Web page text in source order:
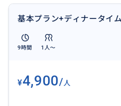
❖ 含まれるもの：日本語ガイ
チャーター代（ガソリン代）
ア内）
❖ 含まれないもの：各施設へ
用（お土産、飲み物代等）
安：車1台につき500円〜
基本プラン+ディナータイム
9時間 1人〜
¥4,900/人